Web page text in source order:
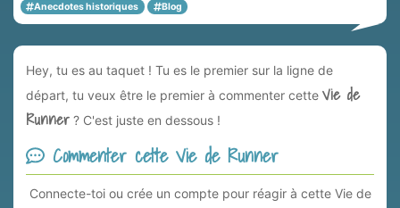
Anecdotes historiques Blog
Hey, tu es au taquet ! Tu es le premier sur la ligne de
départ, tu veux être le premier à commenter cette Vie de
Runner ? C'est juste en dessous !
Commenter cette Vie de Runner
Connecte-toi ou crée un compte pour réagir à cette Vie de